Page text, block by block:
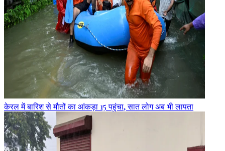
केरल में बारिश से मौतों का आंकड़ा 15 पहुंचा, सात लोग अब भी लापता